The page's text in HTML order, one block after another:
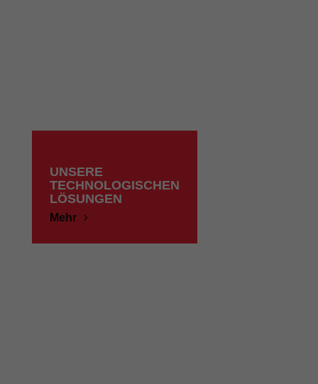
UNSERE
TECHNOLOGISCHEN
LÖSUNGEN
Mehr